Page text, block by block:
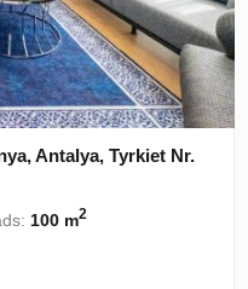
Antalya, Tyrkiet Nr.
100 m2